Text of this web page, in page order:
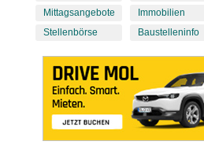
Mittagsangebote
Stellenbörse
Immobilien
Baustelleninfo